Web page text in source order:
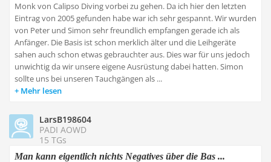
Monk von Calipso Diving vorbei zu gehen. Da ich hier den letzten
Eintrag von 2005 gefunden habe war ich sehr gespannt. Wir wurden
von Peter und Simon sehr freundlich empfangen gerade ich als
Anfänger. Die Basis ist schon merklich älter und die Leihgeräte
sahen auch schon etwas gebrauchter aus. Dies war für uns jedoch
unwichtig da wir unsere eigene Ausrüstung dabei hatten. Simon
sollte uns bei unseren Tauchgängen als ...
Mehr lesen
LarsB198604
PADI AOWD
15 TGs
Man kann eigentlich nichts Negatives über die Bas ...